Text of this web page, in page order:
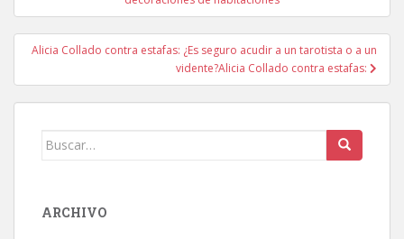
entradas
Alicia Collado contra estafas: ¿Es seguro acudir a un tarotista o a un
vidente?Alicia Collado contra estafas:
Buscar:
ARCHIVO